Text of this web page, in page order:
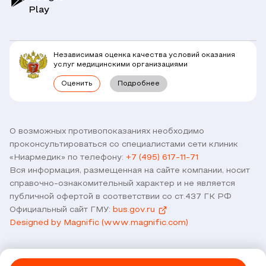
Клиники
Комплексные программы
Наши партнеры и клиенты
Правовая информация
Горячая линия / контроль качества
Связь с директором
Версия для слабовидящих
Прямое прикрепление сотрудников
Договор оферты
Оставить отзыв
О возможных противопоказаниях необходимо
проконсультироваться со специалистами сети клиник
«Ниармедик» по телефону: +7 (495) 617-11-71
Вся информация, размещенная на сайте компании, носит
справочно-ознакомительный характер и не является
публичной офертой в соответствии со ст.437 ГК РФ
Официальный сайт ГМУ: bus.gov.ru
Designed by Magnific (www.magnific.com)
Play
Независимая оценка качества условий оказания
услуг медицинскими организациями
Оценить Подробнее